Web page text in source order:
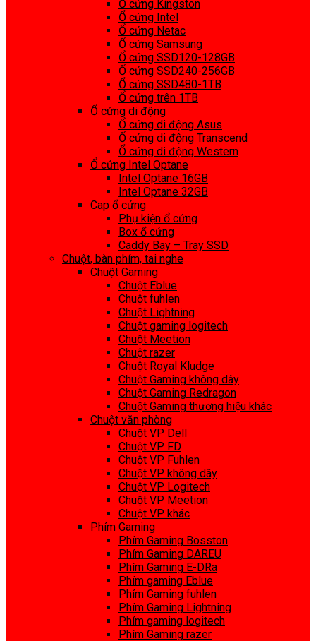
Ổ cứng Kingston
Ổ cứng Intel
Ổ cứng Netac
Ổ cứng Samsung
Ổ cứng SSD120-128GB
Ổ cứng SSD240-256GB
Ổ cứng SSD480-1TB
Ổ cứng trên 1TB
Ổ cứng di động
Ổ cứng di động Asus
Ổ cứng di động Transcend
Ổ cứng di động Western
Ổ cứng Intel Optane
Intel Optane 16GB
Intel Optane 32GB
Cap ổ cứng
Phụ kiện ổ cứng
Box ổ cứng
Caddy Bay – Tray SSD
Chuột, bàn phím, tai nghe
Chuột Gaming
Chuột Eblue
Chuột fuhlen
Chuột Lightning
Chuột gaming logitech
Chuột Meetion
Chuột razer
Chuột Royal Kludge
Chuột Gaming không dây
Chuột Gaming Redragon
Chuột Gaming thương hiệu khác
Chuột văn phòng
Chuột VP Dell
Chuột VP FD
Chuột VP Fuhlen
Chuột VP không dây
Chuột VP Logitech
Chuột VP Meetion
Chuột VP khác
Phím Gaming
Phím Gaming Bosston
Phím Gaming DAREU
Phím Gaming E-DRa
Phím gaming Eblue
Phím Gaming fuhlen
Phím Gaming Lightning
Phím gaming logitech
Phím Gaming razer